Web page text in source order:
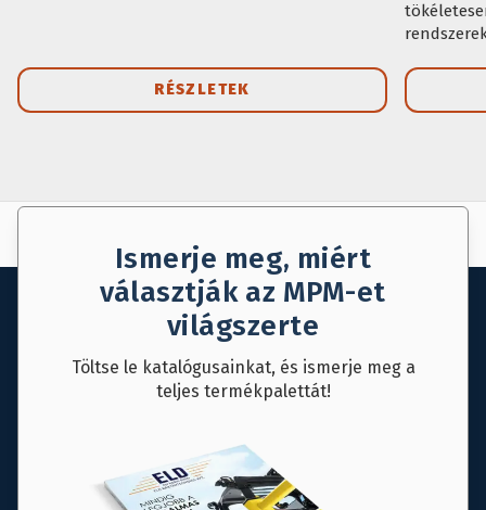
RÉSZLETEK
Ismerje meg, miért
választják az MPM-et
világszerte
Töltse le katalógusainkat, és ismerje meg a
teljes termékpalettát!